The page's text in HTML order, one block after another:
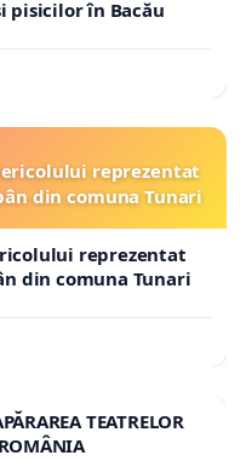
pisicilor în Bacău
reprezentat
din comuna Tunari
reprezentat
din comuna Tunari
TEATRELOR